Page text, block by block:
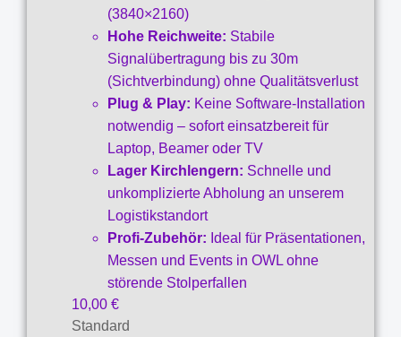
(3840×2160)
Hohe Reichweite: Stabile
Signalübertragung bis zu 30m
(Sichtverbindung) ohne Qualitätsverlust
Plug & Play: Keine Software-Installation
notwendig – sofort einsatzbereit für
Laptop, Beamer oder TV
Lager Kirchlengern: Schnelle und
unkomplizierte Abholung an unserem
Logistikstandort
Profi-Zubehör: Ideal für Präsentationen,
Messen und Events in OWL ohne
störende Stolperfallen
10,00 €
Standard